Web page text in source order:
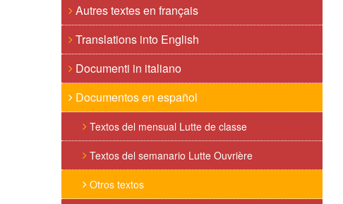
Autres textes en français
Translations into English
Documenti in italiano
Documentos en español
Textos del mensual Lutte de classe
Textos del semanario Lutte Ouvrière
Otros textos